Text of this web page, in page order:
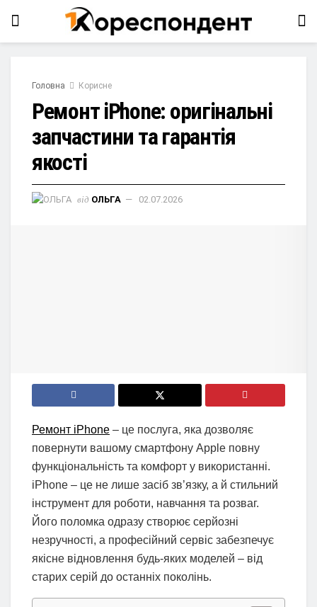
Головна Корисне
Ремонт iPhone: оригінальні
запчастини та гарантія
якості
від ОЛЬГА 02.07.2026
Ремонт iPhone – це послуга, яка дозволяє
повернути вашому смартфону Apple повну
функціональність та комфорт у використанні.
iPhone – це не лише засіб зв’язку, а й стильний
інструмент для роботи, навчання та розваг.
Його поломка одразу створює серйозні
незручності, а професійний сервіс забезпечує
якісне відновлення будь‑яких моделей – від
старих серій до останніх поколінь.